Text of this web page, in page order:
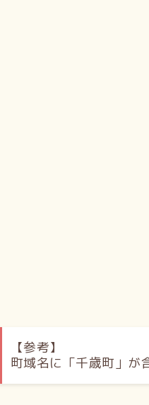
【参考】
町域名に「千歳町」が